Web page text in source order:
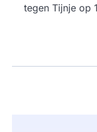
tegen Tijnje op